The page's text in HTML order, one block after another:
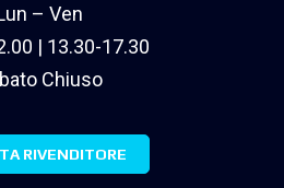
– Ven
| 13.30-17.30
Chiuso
RIVENDITORE